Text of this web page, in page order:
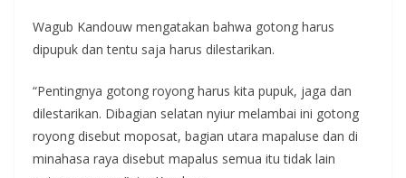
Wagub Kandouw mengatakan bahwa gotong harus
dipupuk dan tentu saja harus dilestarikan.
“Pentingnya gotong royong harus kita pupuk, jaga dan
dilestarikan. Dibagian selatan nyiur melambai ini gotong
royong disebut moposat, bagian utara mapaluse dan di
minahasa raya disebut mapalus semua itu tidak lain